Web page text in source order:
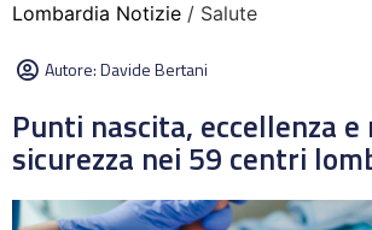
Lombardia Notizie / Salute
Autore:Davide Bertani
Punti nascita, eccellenza e
sicurezza nei 59 centri